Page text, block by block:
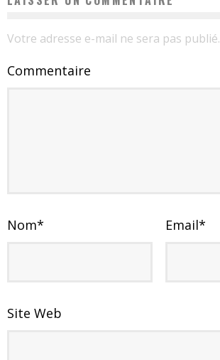
Votre adresse e-mail ne sera pas publié.
Commentaire
Nom* Email*
Site Web